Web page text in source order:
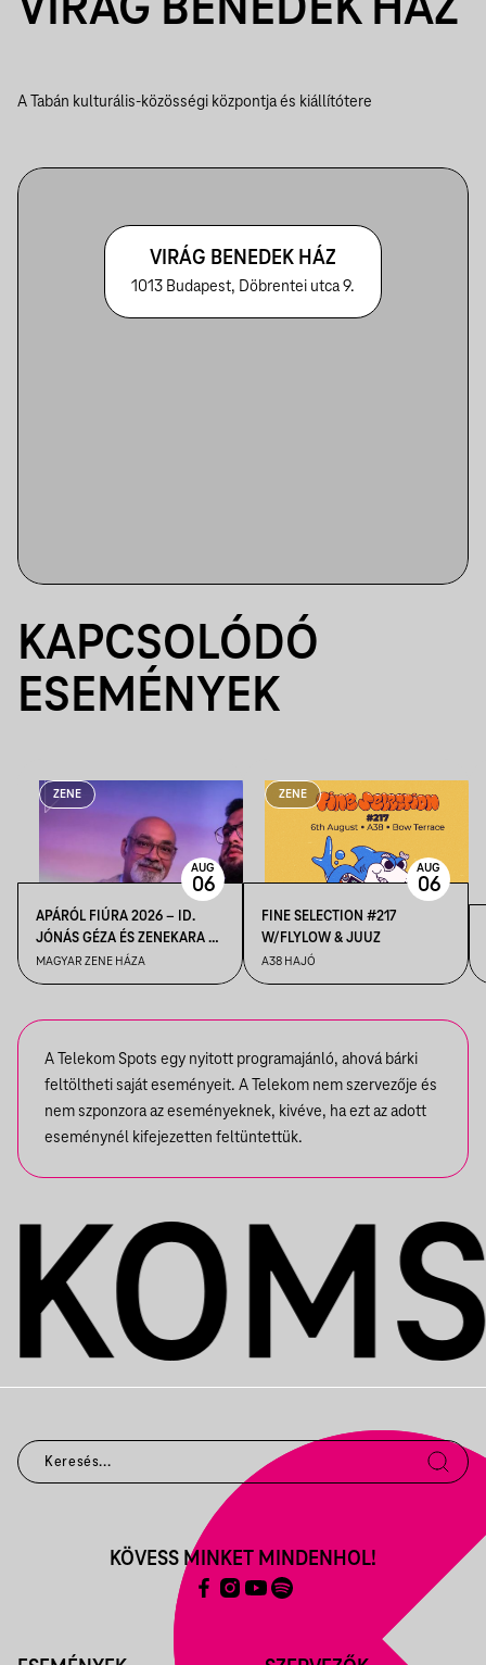
VIRÁG BENEDEK HÁZ
A Tabán kulturális-közösségi központja és kiállítótere
VIRÁG BENEDEK HÁZ
1013 Budapest, Döbrentei utca 9.
KAPCSOLÓDÓ
ESEMÉNYEK
ZENE
APÁRÓL FIÚRA 2026 – ID.
JÓNÁS GÉZA ÉS ZENEKARA &
IFJ. JÓNÁS GÉZA ÉS
ZENEKARA, VENDÉG: ROBY
MAGYAR ZENE HÁZA
AUG
06
ZENE
FINE SELECTION #217
W/FLYLOW & JUUZ
A38 HAJÓ
AUG
06
A Telekom Spots egy nyitott programajánló, ahová bárki
feltöltheti saját eseményeit. A Telekom nem szervezője és
nem szponzora az eseményeknek, kivéve, ha ezt az adott
eseménynél kifejezetten feltüntettük.
KÖVESS MINKET MINDENHOL!